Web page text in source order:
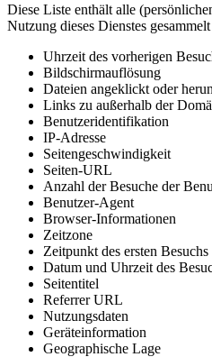
Diese Liste enthält alle
Nutzung dieses Dienstes
Uhrzeit des vorherigen
Bildschirmauflösung
Dateien angeklickt oder
Links zu außerhalb der
Benutzeridentifikation
IP-Adresse
Seitengeschwindigkeit
Seiten-URL
Anzahl der Besuche der
Benutzer-Agent
Browser-Informationen
Zeitzone
Zeitpunkt des ersten
Datum und Uhrzeit des
Seitentitel
Referrer URL
Nutzungsdaten
Geräteinformation
Geographische Lage